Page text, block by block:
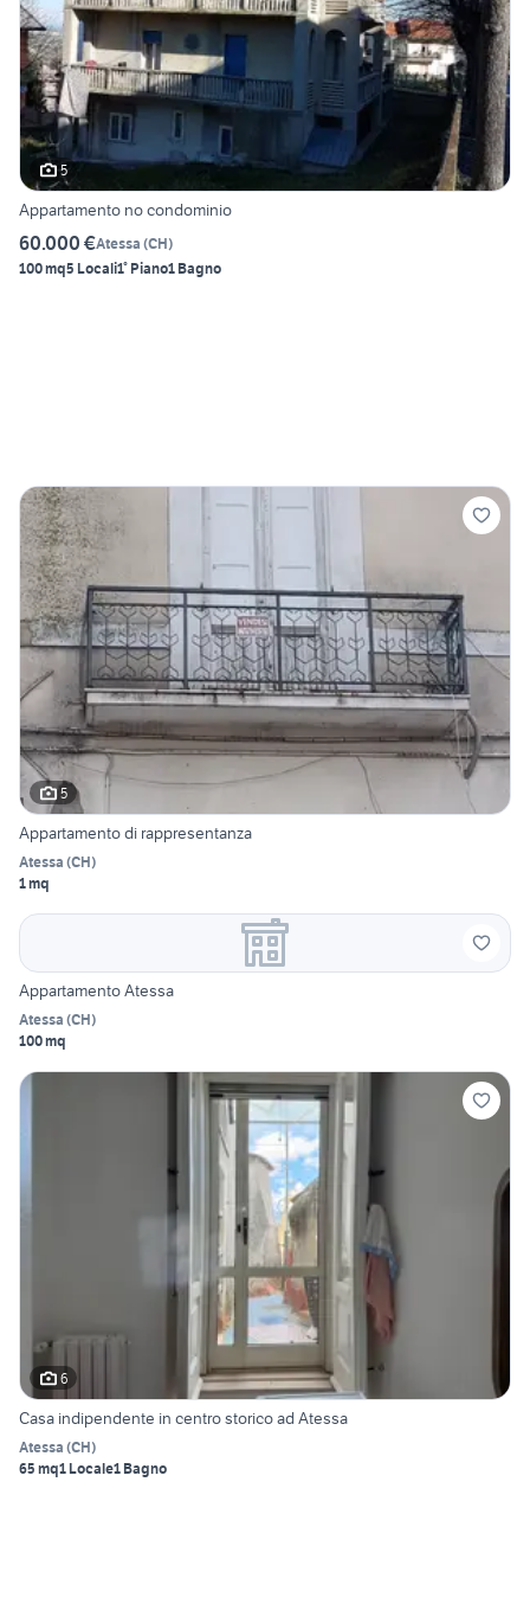
5
Appartamento no condominio
60.000 €Atessa (CH)
100 mq5 Locali1° Piano1 Bagno
5
Appartamento di rappresentanza
Atessa (CH)
1 mq
Appartamento Atessa
Atessa (CH)
100 mq
6
Casa indipendente in centro storico ad Atessa
Atessa (CH)
65 mq1 Locale1 Bagno